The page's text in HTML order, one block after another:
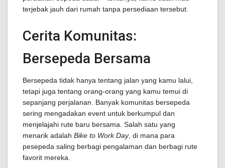
terjebak jauh dari rumah tanpa persediaan tersebut.
Cerita Komunitas:
Bersepeda Bersama
Bersepeda tidak hanya tentang jalan yang kamu lalui,
tetapi juga tentang orang-orang yang kamu temui di
sepanjang perjalanan. Banyak komunitas bersepeda
sering mengadakan event untuk berkumpul dan
menjelajahi rute baru bersama. Salah satu yang
menarik adalah Bike to Work Day, di mana para
pesepeda saling berbagi pengalaman dan berbagi rute
favorit mereka.